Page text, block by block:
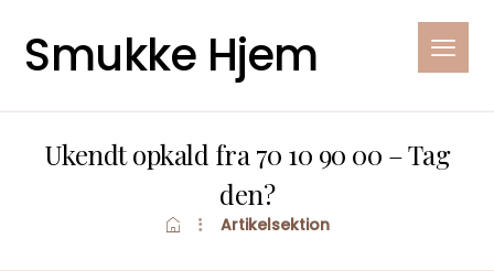
Smukke Hjem
Ukendt opkald fra 70 10 90 00 – Tag
den?
Artikelsektion